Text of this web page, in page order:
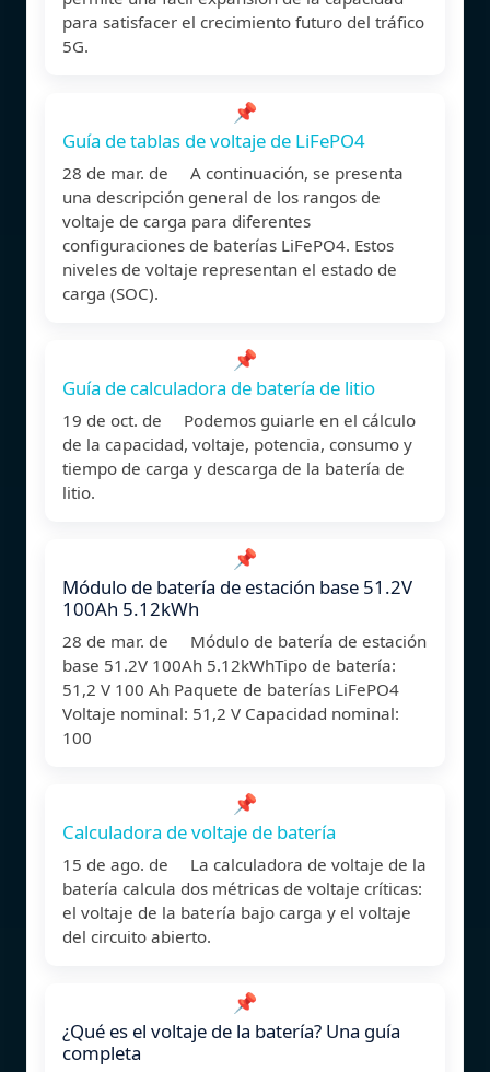
para satisfacer el crecimiento futuro del tráfico
5G.
📌
Guía de tablas de voltaje de LiFePO4
28 de mar. de A continuación, se presenta
una descripción general de los rangos de
voltaje de carga para diferentes
configuraciones de baterías LiFePO4. Estos
niveles de voltaje representan el estado de
carga (SOC).
📌
Guía de calculadora de batería de litio
19 de oct. de Podemos guiarle en el cálculo
de la capacidad, voltaje, potencia, consumo y
tiempo de carga y descarga de la batería de
litio.
📌
Módulo de batería de estación base 51.2V
100Ah 5.12kWh
28 de mar. de Módulo de batería de estación
base 51.2V 100Ah 5.12kWhTipo de batería:
51,2 V 100 Ah Paquete de baterías LiFePO4
Voltaje nominal: 51,2 V Capacidad nominal:
100
📌
Calculadora de voltaje de batería
15 de ago. de La calculadora de voltaje de la
batería calcula dos métricas de voltaje críticas:
el voltaje de la batería bajo carga y el voltaje
del circuito abierto.
📌
¿Qué es el voltaje de la batería? Una guía
completa